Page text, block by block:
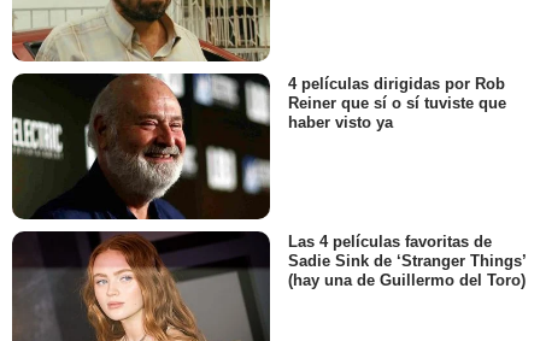
4 películas dirigidas por Rob
Reiner que sí o sí tuviste que
haber visto ya
Las 4 películas favoritas de
Sadie Sink de ‘Stranger Things’
(hay una de Guillermo del Toro)